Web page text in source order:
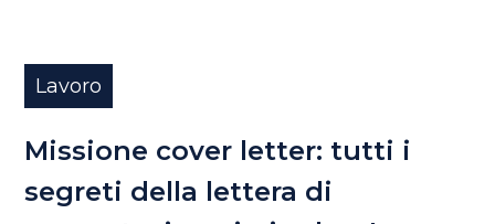
Lavoro
Missione cover letter: tutti i
segreti della lettera di